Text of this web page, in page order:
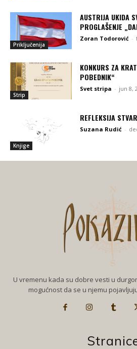
Priključenija
AUSTRIJA UKIDA
PROGLAŠENJE
Zoran Todorović -
Strip
KONKURS ZA
POBEDNIK“
Svet stripa - jun 8,
Knjige
REFLEKSIJA
Suzana Rudić -
U vremenu kada su dobre vesti u
mogućnost da se u njemu